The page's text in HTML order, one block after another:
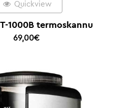
Quickview
1000B termoskannu
69,00€